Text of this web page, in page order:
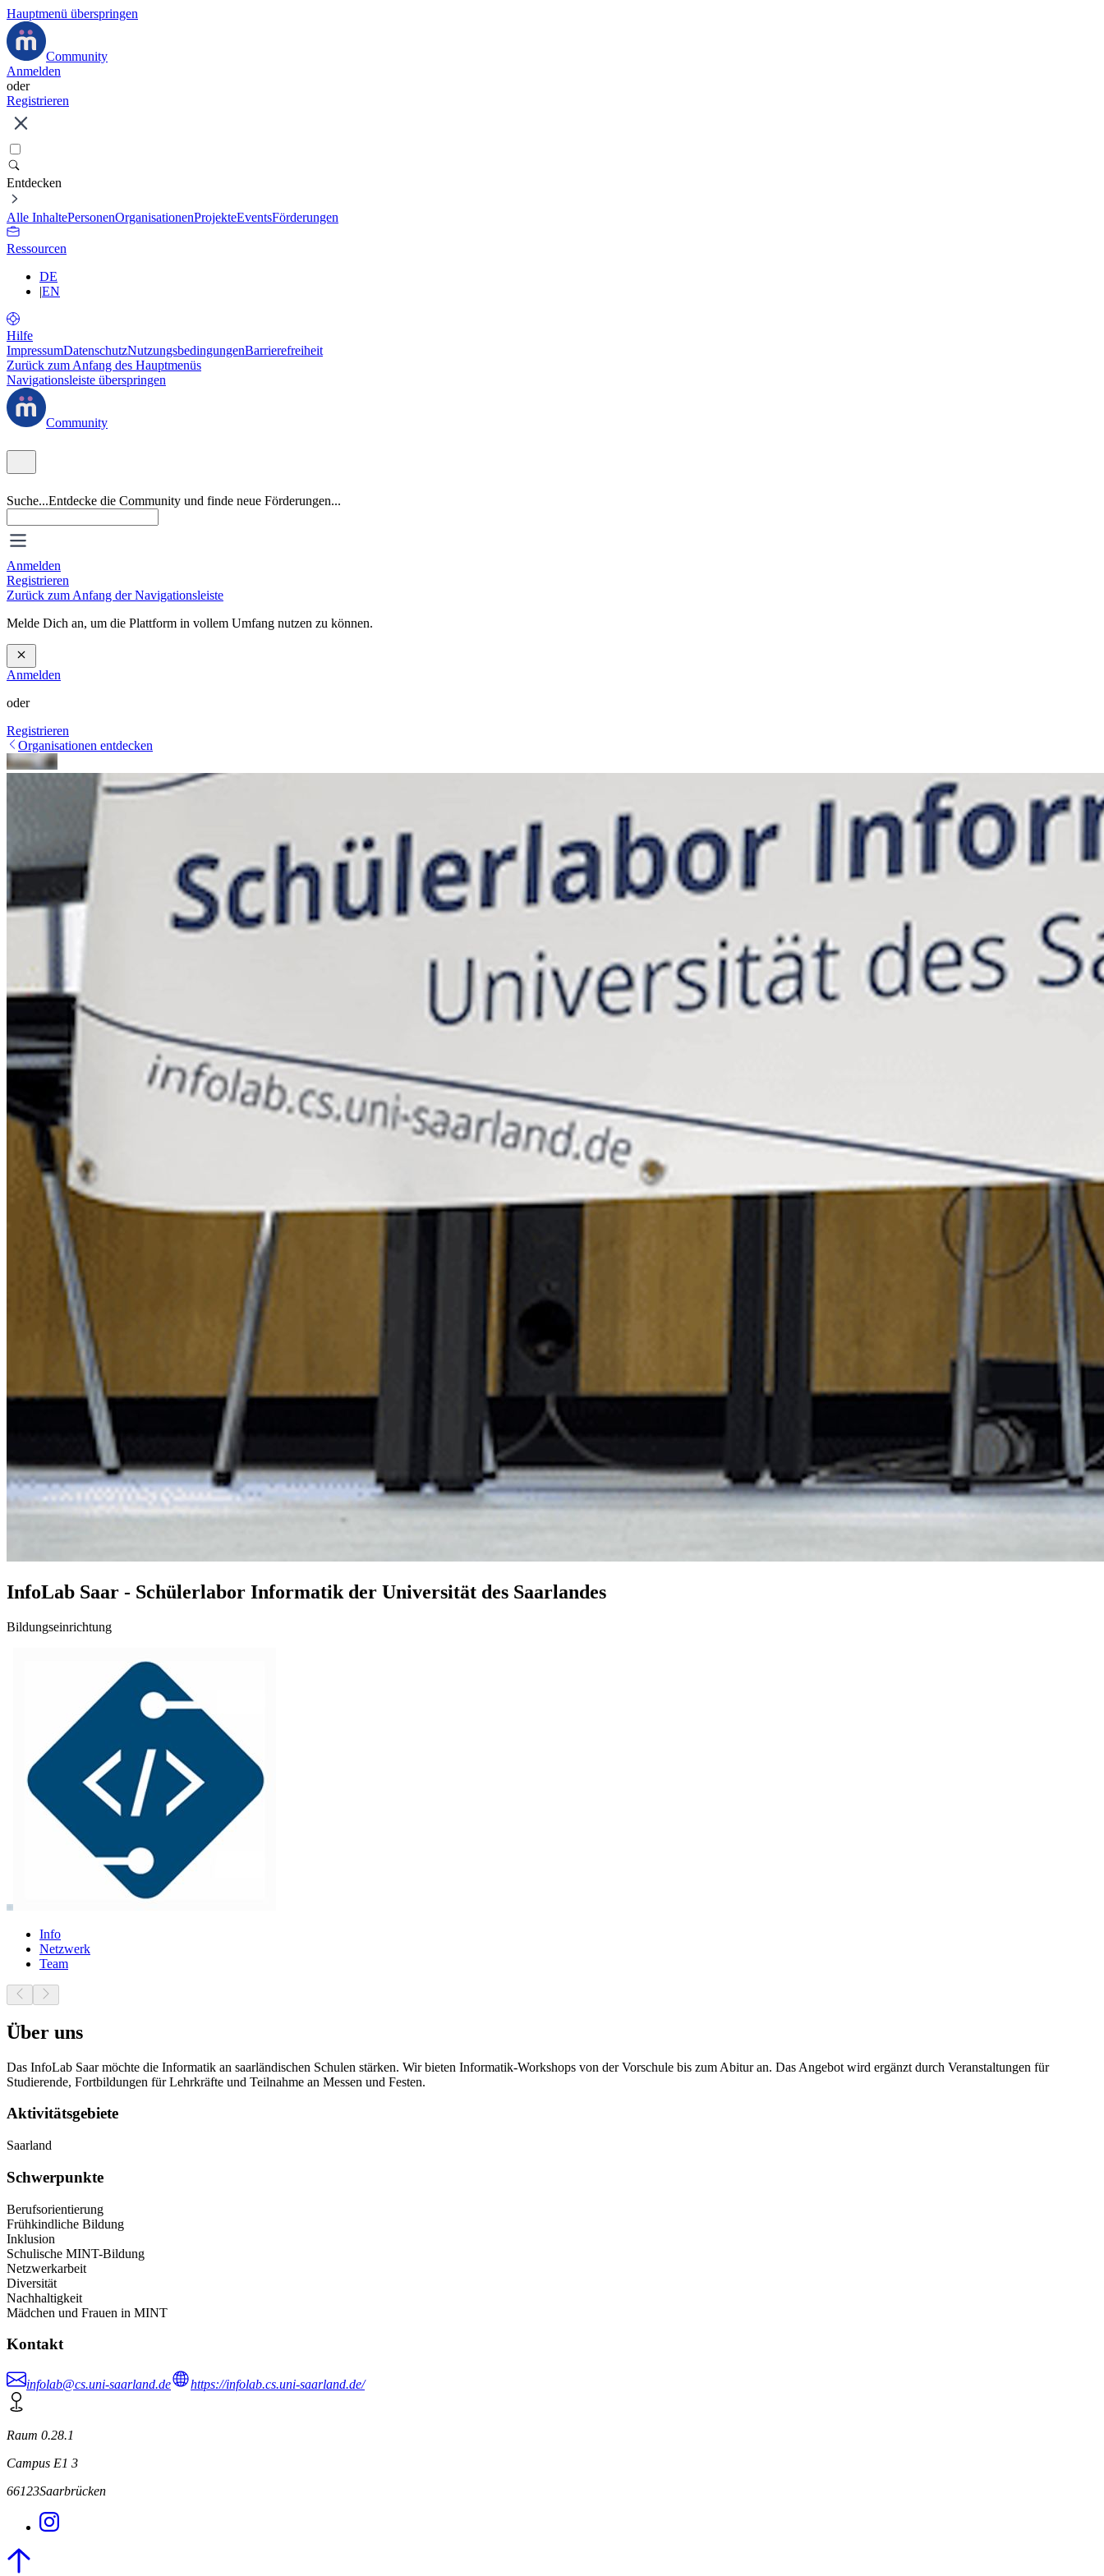
Hauptmenü überspringen
Community
Anmelden
oder
Registrieren
Entdecken
Alle InhaltePersonenOrganisationenProjekteEventsFörderungen
Ressourcen
DE
|EN
Hilfe
ImpressumDatenschutzNutzungsbedingungenBarrierefreiheit
Zurück zum Anfang des Hauptmenüs
Navigationsleiste überspringen
Community
Suche...Entdecke die Community und finde neue Förderungen...
Anmelden
Registrieren
Zurück zum Anfang der Navigationsleiste
Melde Dich an, um die Plattform in vollem Umfang nutzen zu können.
Anmelden
oder
Registrieren
Organisationen entdecken
InfoLab Saar - Schülerlabor Informatik der Universität des Saarlandes
Bildungseinrichtung
Info
Netzwerk
Team
Über uns
Das InfoLab Saar möchte die Informatik an saarländischen Schulen stärken. Wir bieten Informatik-Workshops von der Vorschule bis zum Abitur an. Das Angebot wird ergänzt durch Veranstaltungen für
Studierende, Fortbildungen für Lehrkräfte und Teilnahme an Messen und Festen.
Aktivitätsgebiete
Saarland
Schwerpunkte
Berufsorientierung
Frühkindliche Bildung
Inklusion
Schulische MINT-Bildung
Netzwerkarbeit
Diversität
Nachhaltigkeit
Mädchen und Frauen in MINT
Kontakt
infolab@cs.uni-saarland.de https://infolab.cs.uni-saarland.de/
Raum 0.28.1
Campus E1 3
66123Saarbrücken